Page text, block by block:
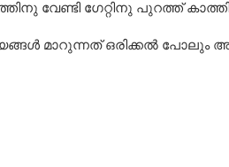
വേണ്ടി ഗേറ്റിനു പുറത്ത്
മാറുന്നത് ഒരിക്കല്‍ പോലും